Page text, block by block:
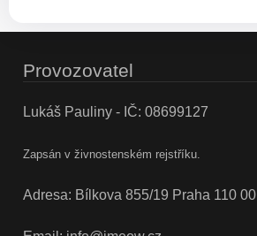
Provozovatel
Lukáš Pauliny - IČ: 08699127
Zapsán v živnostenském rejstříku.
Adresa: Bílkova 855/19 Praha 110 00